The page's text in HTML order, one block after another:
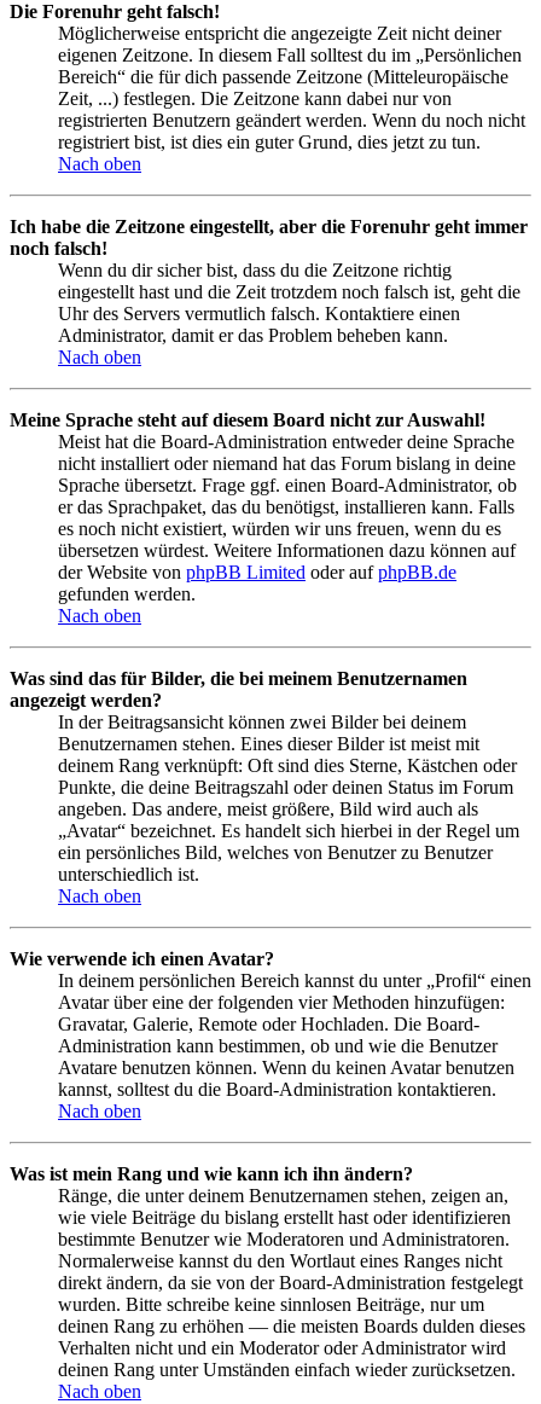
Die Forenuhr geht falsch!
Möglicherweise entspricht die angezeigte Zeit nicht deiner
eigenen Zeitzone. In diesem Fall solltest du im „Persönlichen
Bereich“ die für dich passende Zeitzone (Mitteleuropäische
Zeit, ...) festlegen. Die Zeitzone kann dabei nur von
registrierten Benutzern geändert werden. Wenn du noch nicht
registriert bist, ist dies ein guter Grund, dies jetzt zu tun.
Nach oben
Ich habe die Zeitzone eingestellt, aber die Forenuhr geht immer
noch falsch!
Wenn du dir sicher bist, dass du die Zeitzone richtig
eingestellt hast und die Zeit trotzdem noch falsch ist, geht die
Uhr des Servers vermutlich falsch. Kontaktiere einen
Administrator, damit er das Problem beheben kann.
Nach oben
Meine Sprache steht auf diesem Board nicht zur Auswahl!
Meist hat die Board-Administration entweder deine Sprache
nicht installiert oder niemand hat das Forum bislang in deine
Sprache übersetzt. Frage ggf. einen Board-Administrator, ob
er das Sprachpaket, das du benötigst, installieren kann. Falls
es noch nicht existiert, würden wir uns freuen, wenn du es
übersetzen würdest. Weitere Informationen dazu können auf
der Website von phpBB Limited oder aufphpBB.de
gefunden werden.
Nach oben
Was sind das für Bilder, die bei meinem Benutzernamen
angezeigt werden?
In der Beitragsansicht können zwei Bilder bei deinem
Benutzernamen stehen. Eines dieser Bilder ist meist mit
deinem Rang verknüpft: Oft sind dies Sterne, Kästchen oder
Punkte, die deine Beitragszahl oder deinen Status im Forum
angeben. Das andere, meist größere, Bild wird auch als
„Avatar“ bezeichnet. Es handelt sich hierbei in der Regel um
ein persönliches Bild, welches von Benutzer zu Benutzer
unterschiedlich ist.
Nach oben
Wie verwende ich einen Avatar?
In deinem persönlichen Bereich kannst du unter „Profil“ einen
Avatar über eine der folgenden vier Methoden hinzufügen:
Gravatar, Galerie, Remote oder Hochladen. Die Board-
Administration kann bestimmen, ob und wie die Benutzer
Avatare benutzen können. Wenn du keinen Avatar benutzen
kannst, solltest du die Board-Administration kontaktieren.
Nach oben
Was ist mein Rang und wie kann ich ihn ändern?
Ränge, die unter deinem Benutzernamen stehen, zeigen an,
wie viele Beiträge du bislang erstellt hast oder identifizieren
bestimmte Benutzer wie Moderatoren und Administratoren.
Normalerweise kannst du den Wortlaut eines Ranges nicht
direkt ändern, da sie von der Board-Administration festgelegt
wurden. Bitte schreibe keine sinnlosen Beiträge, nur um
deinen Rang zu erhöhen — die meisten Boards dulden dieses
Verhalten nicht und ein Moderator oder Administrator wird
deinen Rang unter Umständen einfach wieder zurücksetzen.
Nach oben